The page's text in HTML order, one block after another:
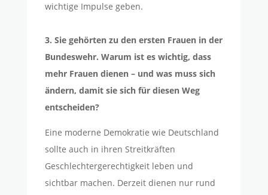
wichtige Impulse geben.
3. Sie gehörten zu den ersten Frauen in der
Bundeswehr. Warum ist es wichtig, dass
mehr Frauen dienen – und was muss sich
ändern, damit sie sich für diesen Weg
entscheiden?
Eine moderne Demokratie wie Deutschland
sollte auch in ihren Streitkräften
Geschlechtergerechtigkeit leben und
sichtbar machen. Derzeit dienen nur rund